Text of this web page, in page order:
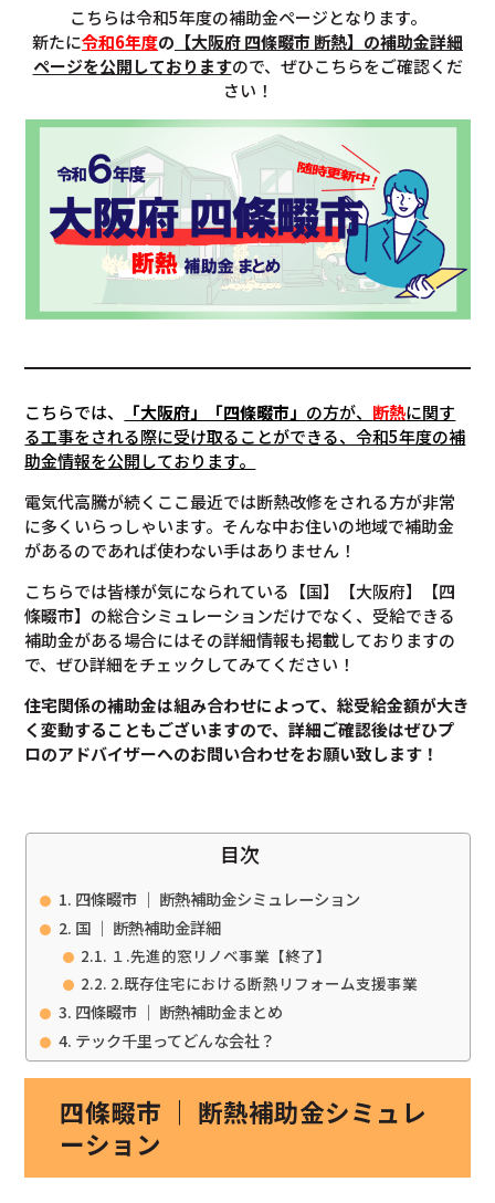
こちらは令和5年度の補助金ページとなります。
新たに令和6年度の 【大阪府 四條畷市 断熱】の補助金詳細
ページを公開しておりますので、ぜひこちらをご確認くだ
さい！
こちらでは、 「大阪府」「四條畷市」 の方が、 断熱に関す
る工事をされる際に受け取ることができる、令和5年度の補
助金情報を公開しております。
電気代高騰が続くここ最近では断熱改修をされる方が非常
に多くいらっしゃいます。そんな中お住いの地域で補助金
があるのであれば使わない手はありません！
こちらでは皆様が気になられている【国】【大阪府】【四
條畷市】の総合シミュレーションだけでなく、受給できる
補助金がある場合にはその詳細情報も掲載しておりますの
で、ぜひ詳細をチェックしてみてください！
住宅関係の補助金は組み合わせによって、総受給金額が大き
く変動することもございますので、詳細ご確認後はぜひプ
ロのアドバイザーへのお問い合わせをお願い致します！
目次
四條畷市 ｜ 断熱補助金シミュレーション
国 ｜ 断熱補助金詳細
１.先進的窓リノベ事業【終了】
2.既存住宅における断熱リフォーム支援事業
四條畷市 ｜ 断熱補助金まとめ
テック千里ってどんな会社？
四條畷市 ｜ 断熱補助金シミュレ
ーション